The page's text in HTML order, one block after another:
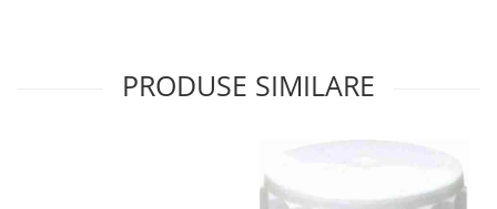
PRODUSE SIMILARE